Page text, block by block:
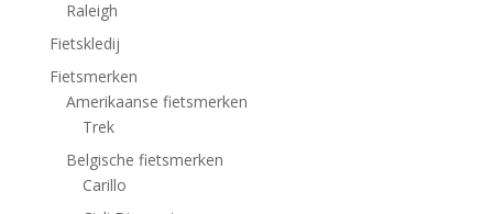
Raleigh
Fietskledij
Fietsmerken
Amerikaanse fietsmerken
Trek
Belgische fietsmerken
Carillo